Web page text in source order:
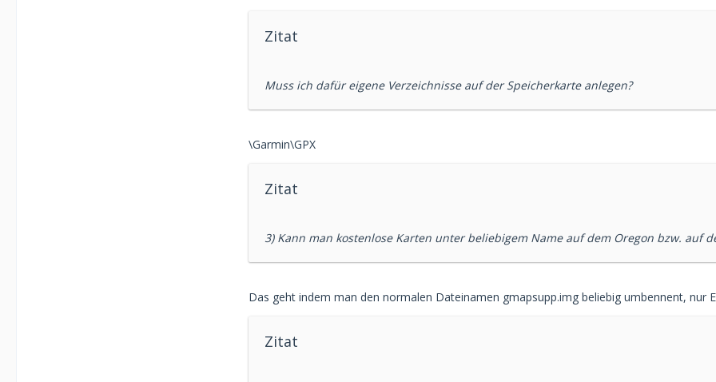
Zitat
Muss ich dafür eigene Verzeichnisse auf der Speicherkarte anlegen?
\Garmin\GPX
Zitat
3) Kann man kostenlose Karten unter beliebigem Name auf dem Oregon bzw. auf
Das geht indem man den normalen Dateinamen gmapsupp.img beliebig umbennent, nur
Zitat